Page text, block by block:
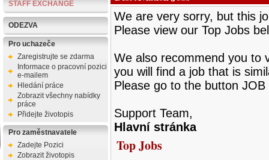
STAFF EXCHANGE
ODEZVA
Pro uchazeče
Zaregistrujte se zdarma
Informace o pracovní pozici
e-mailem
Hledání práce
Zobrazit všechny nabídky
práce
Přidejte životopis
Pro zaměstnavatele
Zadejte Pozici
Zobrazit životopis
We are very sorry, but this
Please view our Top Jobs
We also recommend you to
you will find a job that is
Please go to the button
Support Team,
Hlavní stránka
Top Jobs